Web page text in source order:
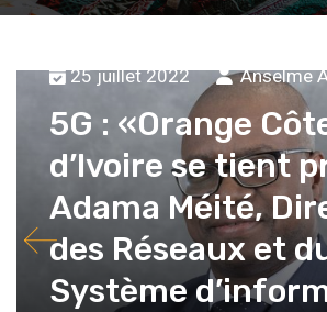
25 juillet 2022 Anselme
5G : «Orange
d’Ivoire se tient
Adama Méité,
des Réseaux et
Système